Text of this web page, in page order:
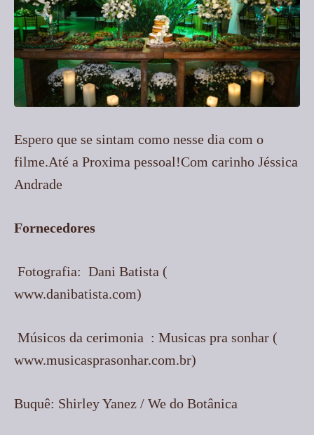
Espero que se sintam como nesse dia com o
filme.Até a Proxima pessoal!Com carinho Jéssica
Andrade
Fornecedores
Fotografia: Dani Batista (
www.danibatista.com)
Músicos da cerimonia : Musicas pra sonhar (
www.musicasprasonhar.com.br)
Buquê: Shirley Yanez / We do Botânica